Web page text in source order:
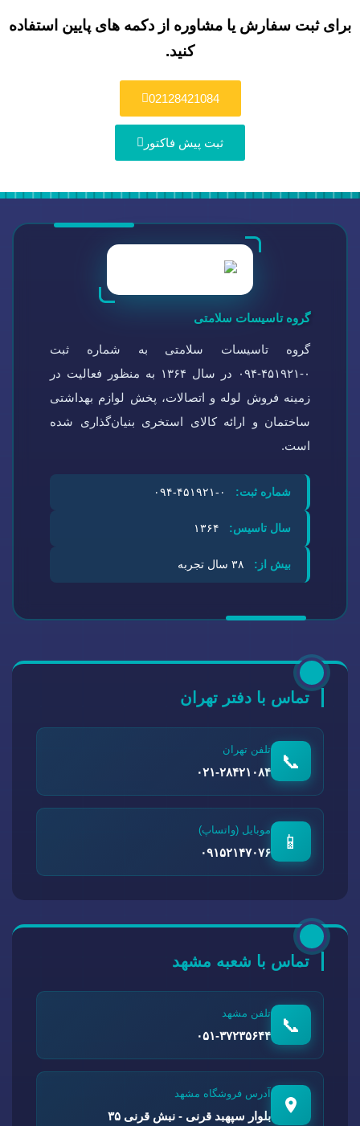
برای ثبت سفارش یا مشاوره از دکمه های پایین استفاده
کنید.
02128421084
ثبت پیش فاکتور
گروه تاسیسات سلامتی
گروه تاسیسات سلامتی به شماره ثبت
۰-۴۵۱۹۲۱-۰۹۴ در سال ۱۳۶۴ به منظور فعالیت در
زمینه فروش لوله و اتصالات، پخش لوازم بهداشتی
ساختمان و ارائه کالای استخری بنیان‌گذاری شده
است.
شماره ثبت:
سال تاسیس:
بیش از:
تماس با دفتر تهران
📞
تلفن تهران
۰۲۱-۲۸۴۲۱۰۸۴
📱
موبایل (واتساپ)
۰۹۱۵۲۱۴۷۰۷۶
تماس با شعبه مشهد
📞
تلفن مشهد
۰۵۱-۳۷۲۳۵۶۴۴
آدرس فروشگاه مشهد
بلوار سپهبد قرنی - نبش قرنی ۳۵